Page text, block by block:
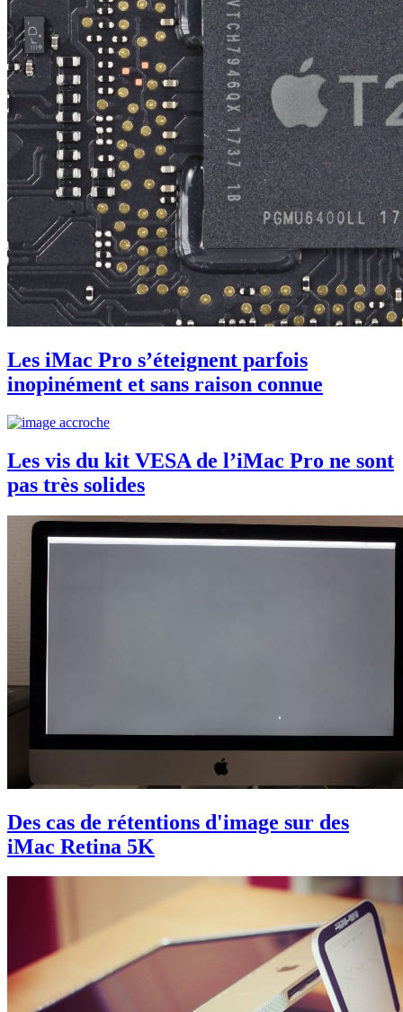
Les iMac Pro s’éteignent parfois
inopinément et sans raison connue
Les vis du kit VESA de l’iMac Pro ne sont
pas très solides
Des cas de rétentions d'image sur des
iMac Retina 5K